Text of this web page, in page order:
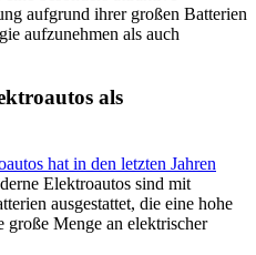
aufgrund ihrer großen Batterien
aufzunehmen als auch
als
hat in den letzten Jahren
Elektroautos sind mit
ausgestattet, die eine hohe
große Menge an elektrischer